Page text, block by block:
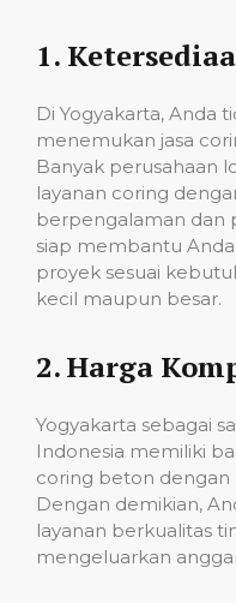
1.
Di Yogyakarta, Anda
menemukan jasa
Banyak perusahaan
layanan coring
berpengalaman dan
siap membantu
proyek sesuai
kecil maupun besar.
2.Harga
Yogyakarta sebagai
Indonesia memiliki
coring beton dengan
Dengan demikian,
layanan berkualitas
mengeluarkan